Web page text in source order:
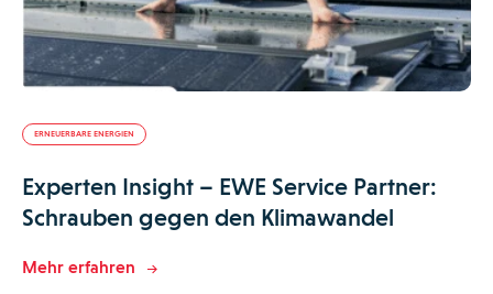
ERNEUERBARE ENERGIEN
Experten Insight – EWE Service Partner:
Schrauben gegen den Klimawandel
Mehr erfahren